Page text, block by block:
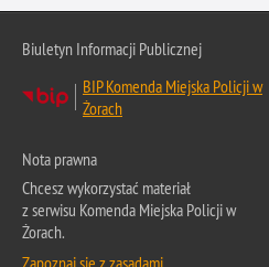
Biuletyn Informacji Publicznej
BIP Komenda Miejska Policji w
Żorach
Nota prawna
Chcesz wykorzystać materiał
z serwisu Komenda Miejska Policji w
Żorach.
Zapoznaj się z zasadami